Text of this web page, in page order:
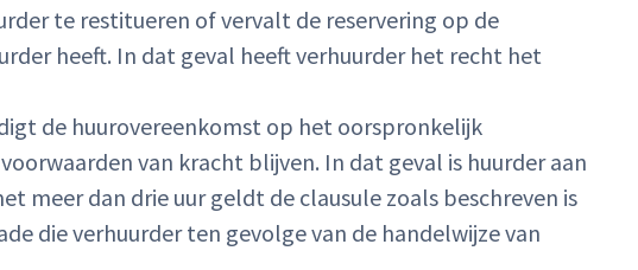
te restitueren of vervalt de reservering op de
heeft. In dat geval heeft verhuurder het recht het
de huurovereenkomst op het oorspronkelijk
van kracht blijven. In dat geval is huurder aan
meer dan drie uur geldt de clausule zoals beschreven is
die verhuurder ten gevolge van de handelwijze van